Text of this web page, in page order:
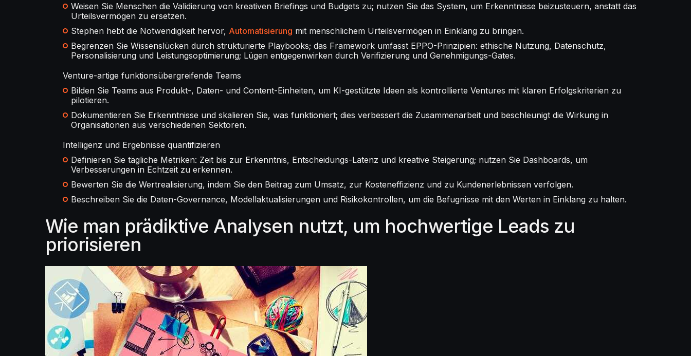
Weisen Sie Menschen die Validierung von kreativen Briefings und Budgets zu; nutzen Sie das System, um Erkenntnisse beizusteuern, anstatt das
Urteilsvermögen zu ersetzen.
Stephen hebt die Notwendigkeit hervor, Automatisierung mit menschlichem Urteilsvermögen in Einklang zu bringen.
Begrenzen Sie Wissenslücken durch strukturierte Playbooks; das Framework umfasst EPPO-Prinzipien: ethische Nutzung, Datenschutz,
Personalisierung und Leistungsoptimierung; Lügen entgegenwirken durch Verifizierung und Genehmigungs-Gates.
Venture-artige funktionsübergreifende Teams
Bilden Sie Teams aus Produkt-, Daten- und Content-Einheiten, um KI-gestützte Ideen als kontrollierte Ventures mit klaren Erfolgskriterien zu
pilotieren.
Dokumentieren Sie Erkenntnisse und skalieren Sie, was funktioniert; dies verbessert die Zusammenarbeit und beschleunigt die Wirkung in
Organisationen aus verschiedenen Sektoren.
Intelligenz und Ergebnisse quantifizieren
Definieren Sie tägliche Metriken: Zeit bis zur Erkenntnis, Entscheidungs-Latenz und kreative Steigerung; nutzen Sie Dashboards, um
Verbesserungen in Echtzeit zu erkennen.
Bewerten Sie die Wertrealisierung, indem Sie den Beitrag zum Umsatz, zur Kosteneffizienz und zu Kundenerlebnissen verfolgen.
Beschreiben Sie die Daten-Governance, Modellaktualisierungen und Risikokontrollen, um die Befugnisse mit den Werten in Einklang zu halten.
Wie man prädiktive Analysen nutzt, um hochwertige Leads zu
priorisieren